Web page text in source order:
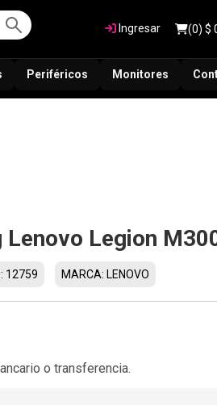
Ingresar (0) $
Periféricos Monitores
Lenovo Legion
12759 MARCA: LENOVO
o transferencia.